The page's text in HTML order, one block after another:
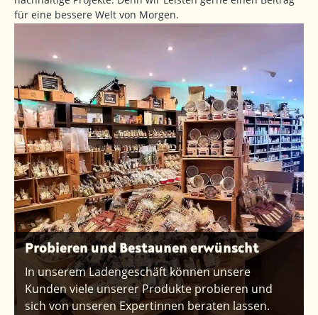
für eine bessere Welt von Morgen.
Probieren und Bestaunen erwünscht
In unserem Ladengeschäft können unsere
Kunden viele unserer Produkte probieren und
sich von unseren Expertinnen beraten lassen.